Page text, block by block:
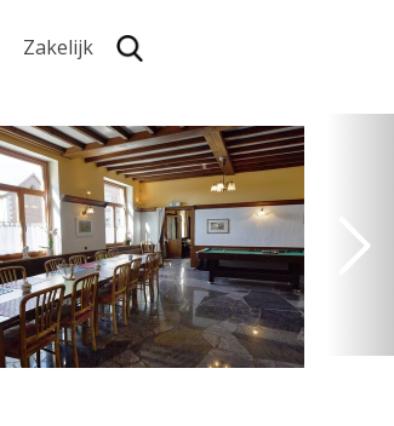
Zakelijk